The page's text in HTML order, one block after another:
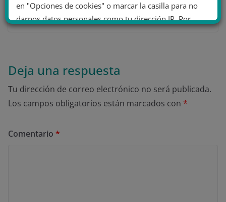
12 junio 2024
Deja una respuesta
Tu dirección de correo electrónico no será publicada.
Los campos obligatorios están marcados con *
Comentario *
en "Opciones de cookies" o marcar la casilla para no
darnos datos personales como tu dirección IP. Por
No dar mi información personal
Aceptar cookies